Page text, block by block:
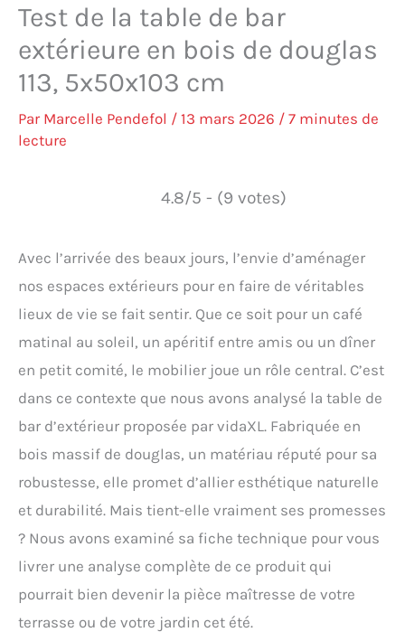
Test de la table de bar
extérieure en bois de douglas
113, 5x50x103 cm
Par Marcelle Pendefol / 13 mars 2026 / 7 minutes de
lecture
4.8/5 - (9 votes)
Avec l’arrivée des beaux jours, l’envie d’aménager
nos espaces extérieurs pour en faire de véritables
lieux de vie se fait sentir. Que ce soit pour un café
matinal au soleil, un apéritif entre amis ou un dîner
en petit comité, le mobilier joue un rôle central. C’est
dans ce contexte que nous avons analysé la table de
bar d’extérieur proposée par vidaXL. Fabriquée en
bois massif de douglas, un matériau réputé pour sa
robustesse, elle promet d’allier esthétique naturelle
et durabilité. Mais tient-elle vraiment ses promesses
? Nous avons examiné sa fiche technique pour vous
livrer une analyse complète de ce produit qui
pourrait bien devenir la pièce maîtresse de votre
terrasse ou de votre jardin cet été.